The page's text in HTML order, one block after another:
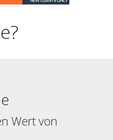
Wert von